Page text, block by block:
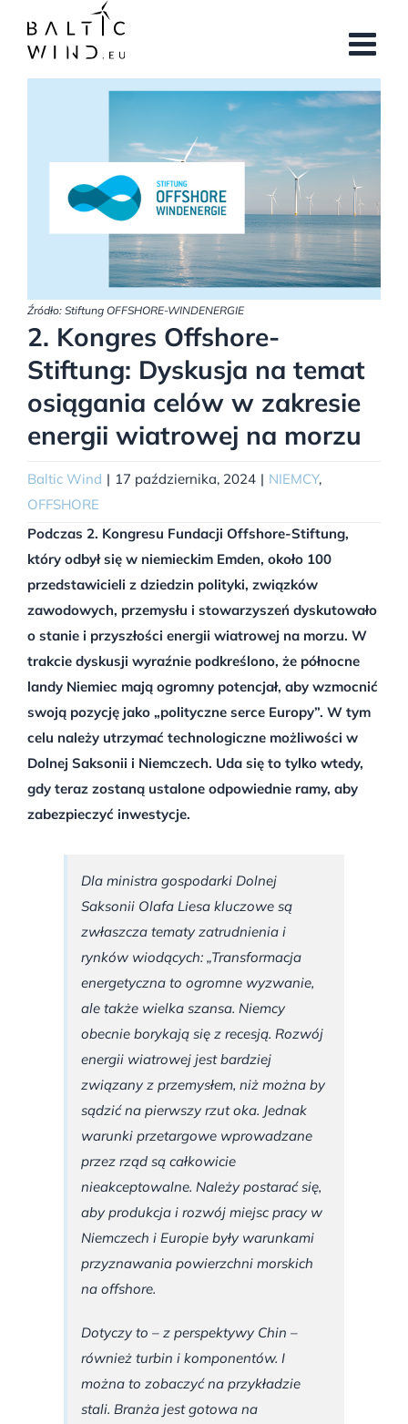
zawartości
Źródło: Stiftung OFFSHORE-WINDENERGIE
2. Kongres Offshore-
Stiftung: Dyskusja na temat
osiągania celów w zakresie
energii wiatrowej na morzu
Baltic Wind | 17 października, 2024 | NIEMCY,
OFFSHORE
Podczas 2. Kongresu Fundacji Offshore-Stiftung,
który odbył się w niemieckim Emden, około 100
przedstawicieli z dziedzin polityki, związków
zawodowych, przemysłu i stowarzyszeń dyskutowało
o stanie i przyszłości energii wiatrowej na morzu. W
trakcie dyskusji wyraźnie podkreślono, że północne
landy Niemiec mają ogromny potencjał, aby wzmocnić
swoją pozycję jako „polityczne serce Europy”. W tym
celu należy utrzymać technologiczne możliwości w
Dolnej Saksonii i Niemczech. Uda się to tylko wtedy,
gdy teraz zostaną ustalone odpowiednie ramy, aby
zabezpieczyć inwestycje.
Dla ministra gospodarki Dolnej
Saksonii Olafa Liesa kluczowe są
zwłaszcza tematy zatrudnienia i
rynków wiodących: „Transformacja
energetyczna to ogromne wyzwanie,
ale także wielka szansa. Niemcy
obecnie borykają się z recesją. Rozwój
energii wiatrowej jest bardziej
związany z przemysłem, niż można by
sądzić na pierwszy rzut oka. Jednak
warunki przetargowe wprowadzane
przez rząd są całkowicie
nieakceptowalne. Należy postarać się,
aby produkcja i rozwój miejsc pracy w
Niemczech i Europie były warunkami
przyznawania powierzchni morskich
na offshore.
Dotyczy to – z perspektywy Chin –
również turbin i komponentów. I
można to zobaczyć na przykładzie
stali. Branża jest gotowa na